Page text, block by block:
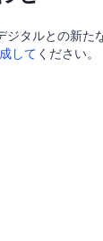
ジタルとの新
して ください。